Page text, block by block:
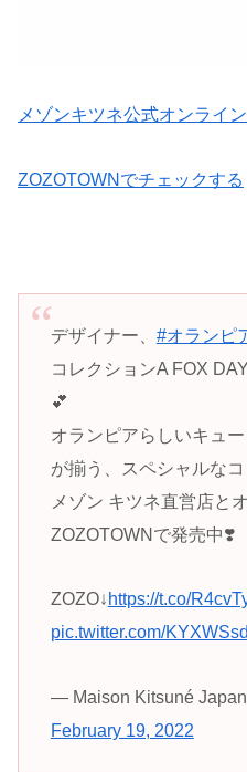
メゾンキツネ公式オンライ
ZOZOTOWNでチェックする
デザイナー、 #オランピ
コレクションA FOX
💕
オランピアらしいキュ
が揃う、スペシャルな
メゾン キツネ直営店と
ZOZOTOWNで発売中❣️
ZOZO↓ https://t.co/
pic.twitter.com/
— Maison Kitsuné
February 19, 2022